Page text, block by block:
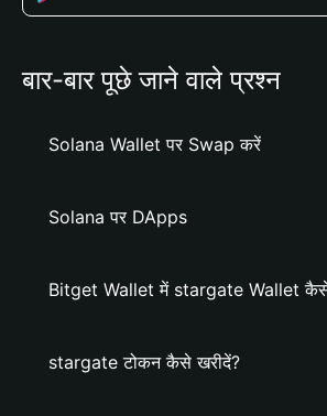
बार-बार पूछे जाने वाले प्रश्न
Solana Wallet पर Swap करें
Solana पर DApps
Bitget Wallet में stargate Wallet कैसे
stargate टोकन कैसे खरीदें?